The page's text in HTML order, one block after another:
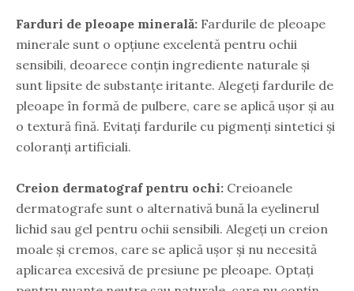
Farduri de pleoape minerală: Fardurile de pleoape
minerale sunt o opțiune excelentă pentru ochii
sensibili, deoarece conțin ingrediente naturale și
sunt lipsite de substanțe iritante. Alegeți fardurile de
pleoape în formă de pulbere, care se aplică ușor și au
o textură fină. Evitați fardurile cu pigmenți sintetici și
coloranți artificiali.
Creion dermatograf pentru ochi: Creioanele
dermatografe sunt o alternativă bună la eyelinerul
lichid sau gel pentru ochii sensibili. Alegeți un creion
moale și cremos, care se aplică ușor și nu necesită
aplicarea excesivă de presiune pe pleoape. Optați